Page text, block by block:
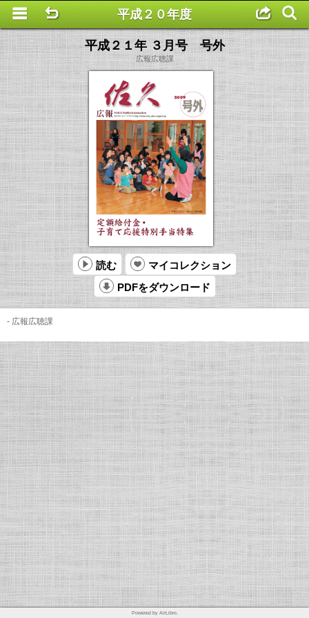
This is a completely basic popup, no options set.
平成２０年度
平成２１年 ３月号 号外
広報広聴課
読む
マイコレクション
PDFをダウンロード
- 広報広聴課
Powered by AirLibro.